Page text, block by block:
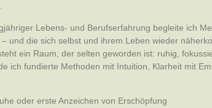
Lebens- und Berufserfahrung begleite ich
und die sich selbst und ihrem Leben wieder
ein Raum, der selten geworden ist: ruhig,
ich fundierte Methoden mit Intuition, Klarheit mit
oder erste Anzeichen von Erschöpfung